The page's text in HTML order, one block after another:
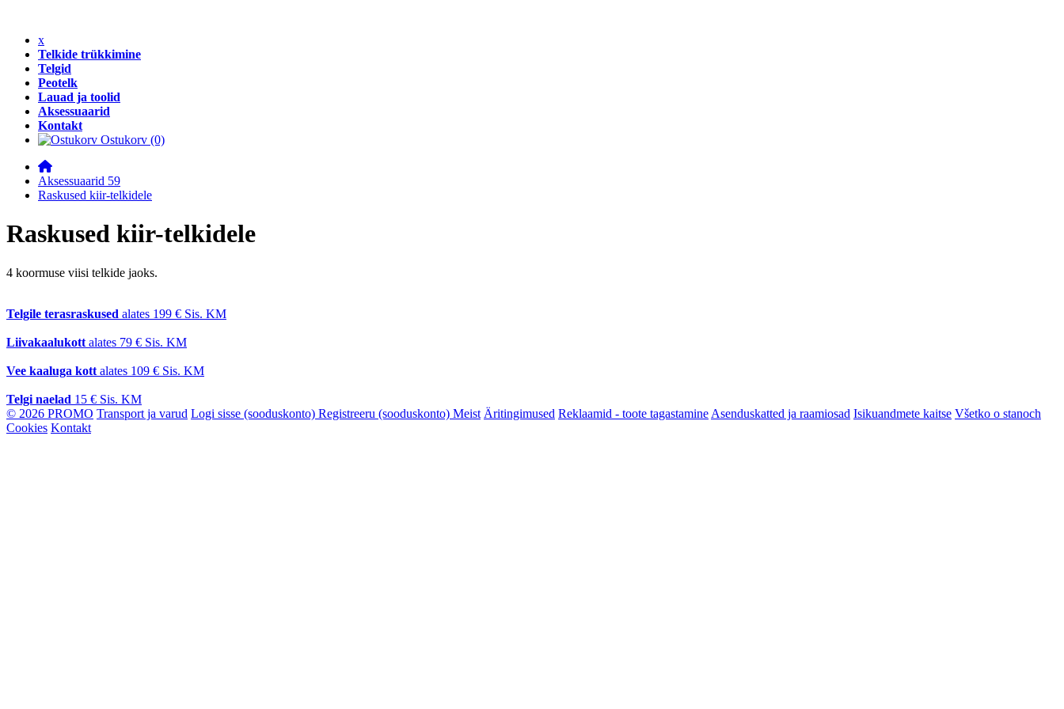
x
Telkide trükkimine
Telgid
Peotelk
Lauad ja toolid
Aksessuaarid
Kontakt
Ostukorv (0)
Aksessuaarid 59
Raskused kiir-telkidele
Raskused kiir-telkidele
4 koormuse viisi telkide jaoks.
Telgile terasraskused alates 199 € Sis. KM
Liivakaalukott alates 79 € Sis. KM
Vee kaaluga kott alates 109 € Sis. KM
Telgi naelad 15 € Sis. KM
© 2026 PROMO Transport ja varud Logi sisse (sooduskonto) Registreeru (sooduskonto) Meist Äritingimused Reklaamid - toote tagastamine Asenduskatted ja raamiosad Isikuandmete kaitse Všetko o stanoch
Cookies Kontakt